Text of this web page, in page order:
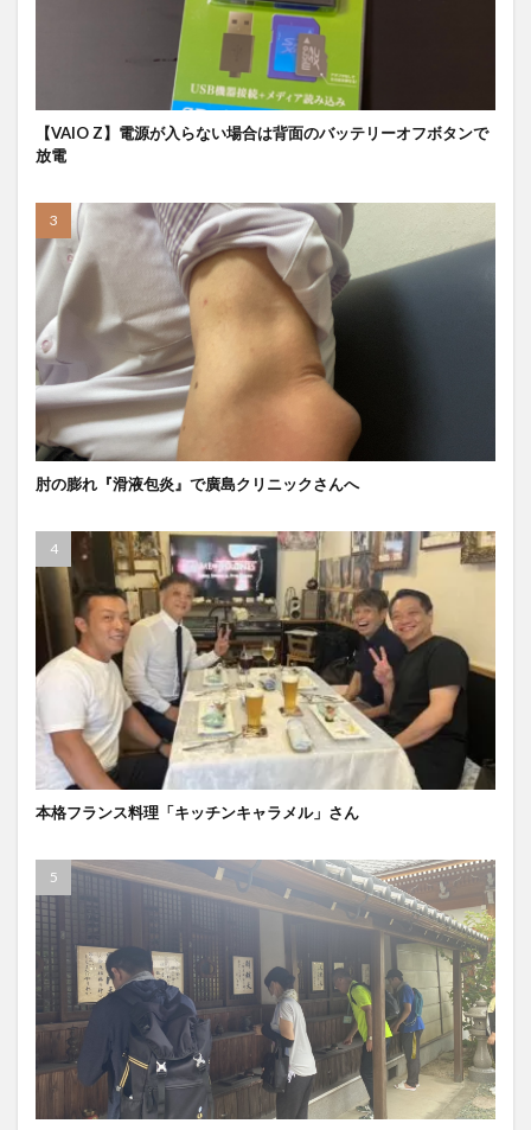
【VAIO Z】電源が入らない場合は背面のバッテリーオフボタンで
放電
肘の膨れ『滑液包炎』で廣島クリニックさんへ
本格フランス料理「キッチンキャラメル」さん